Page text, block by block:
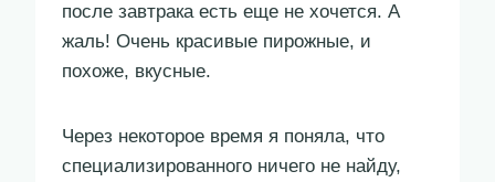
после завтрака есть еще не хочется. А
жаль! Очень красивые пирожные, и
похоже, вкусные.
Через некоторое время я поняла, что
специализированного ничего не найду,